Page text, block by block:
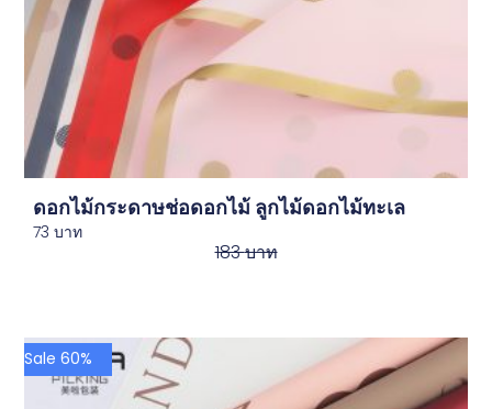
ดอกไม้กระดาษช่อดอกไม้ ลูกไม้ดอกไม้ทะเล
183บาท
73บาท
Sale 60%